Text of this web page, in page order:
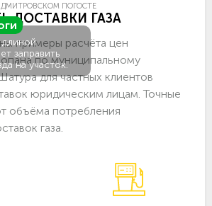
длиной
заправить
на участок.
ПОГОСТЕ
ДОСТАВКИ ГАЗА
примеры расчёта цен
по муниципальному
для частных клиентов
юридическим лицам. Точные
объёма потребления
газа.